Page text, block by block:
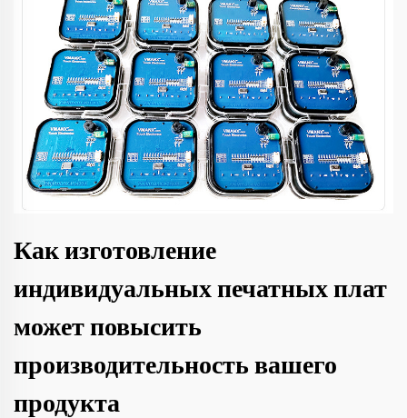
Как изготовление
индивидуальных печатных плат
может повысить
производительность вашего
продукта